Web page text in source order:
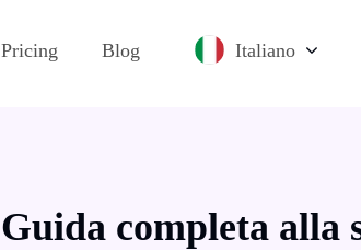
Pricing Blog Italiano
Guida completa alla